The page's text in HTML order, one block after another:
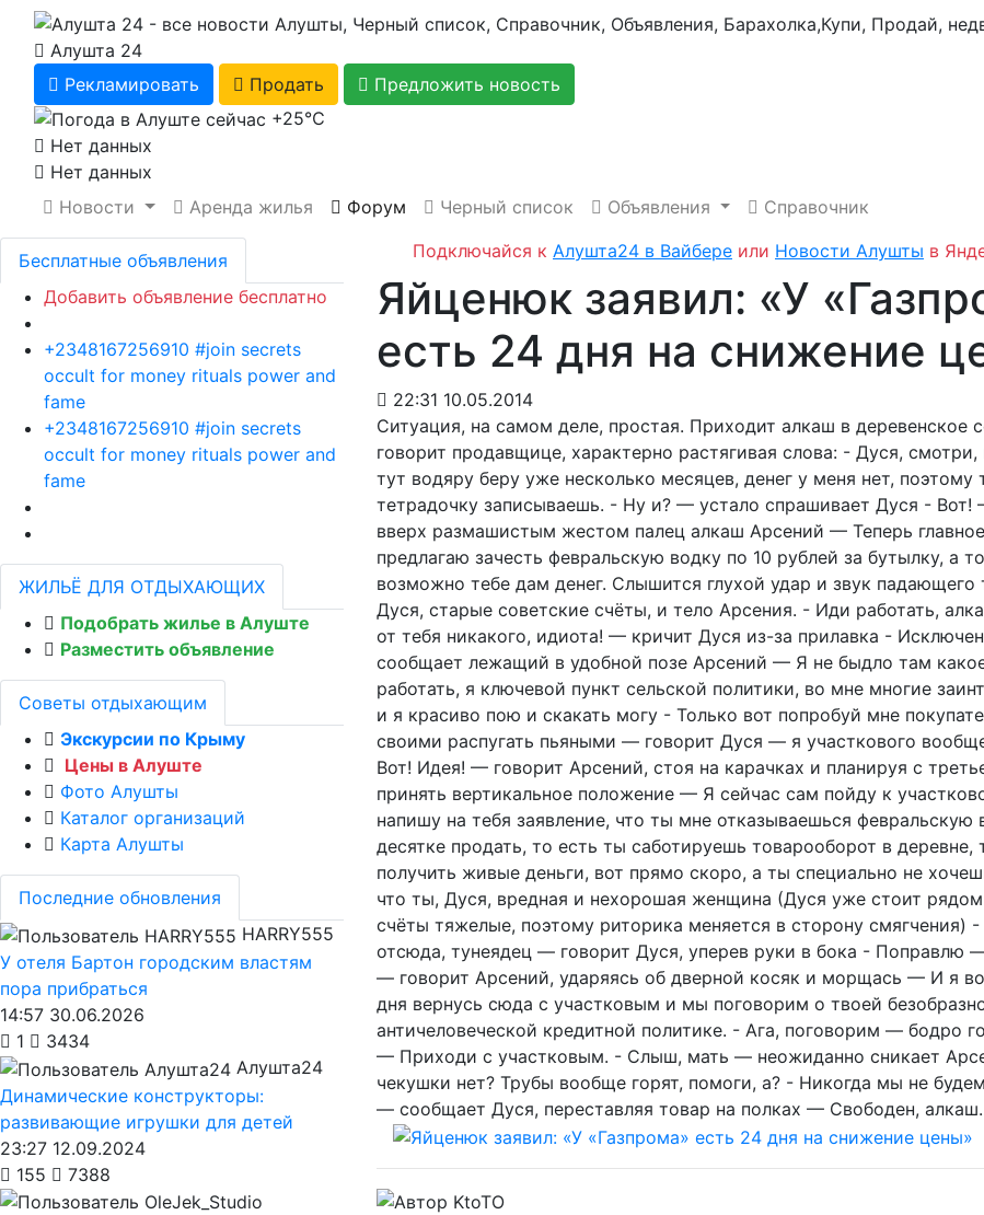
Алушта 24
Рекламировать
Продать
Предложить новость
+25℃
Нет данных
Нет данных
Новости
Аренда жилья Форум Черный список Объявления Справочник
Подключайся к Алушта24 в Вайбере или Новости Алушты в
Яйценюк заявил: «У
есть 24 дня на снижение
22:31 10.05.2014
Ситуация, на самом деле, простая. Приходит алкаш в деревенское
говорит продавщице, характерно растягивая слова: - Дуся, смотри,
тут водяру беру уже несколько месяцев, денег у меня нет, поэтому
тетрадочку записываешь. - Ну и? — устало спрашивает Дуся - Вот!
вверх размашистым жестом палец алкаш Арсений — Теперь
предлагаю зачесть февральскую водку по 10 рублей за бутылку, а
возможно тебе дам денег. Слышится глухой удар и звук падающего
Дуся, старые советские счёты, и тело Арсения. - Иди работать,
от тебя никакого, идиота! — кричит Дуся из-за прилавка -
сообщает лежащий в удобной позе Арсений — Я не быдло там
работать, я ключевой пункт сельской политики, во мне многие
и я красиво пою и скакать могу - Только вот попробуй мне
своими распугать пьяными — говорит Дуся — я участкового
Вот! Идея! — говорит Арсений, стоя на карачках и планируя с
принять вертикальное положение — Я сейчас сам пойду к
напишу на тебя заявление, что ты мне отказываешься февральскую
десятке продать, то есть ты саботируешь товарооборот в деревне,
получить живые деньги, вот прямо скоро, а ты специально не
что ты, Дуся, вредная и нехорошая женщина (Дуся уже стоит рядом
счёты тяжелые, поэтому риторика меняется в сторону смягчения)
отсюда, тунеядец — говорит Дуся, уперев руки в бока - Поправлю
— говорит Арсений, ударяясь об дверной косяк и морщась — И я
дня вернусь сюда с участковым и мы поговорим о твоей
античеловеческой кредитной политике. - Ага, поговорим — бодро
— Приходи с участковым. - Слыш, мать — неожиданно сникает
чекушки нет? Трубы вообще горят, помоги, а? - Никогда мы не
— сообщает Дуся, переставляя товар на полках — Свободен,
Бесплатные объявления
Добавить объявление бесплатно
+2348167256910 #join secrets
occult for money rituals power and
fame
+2348167256910 #join secrets
occult for money rituals power and
fame
ЖИЛЬЁ ДЛЯ ОТДЫХАЮЩИХ
Подобрать жилье в Алуште
Разместить объявление
Советы отдыхающим
Экскурсии по Крыму
Цены в Алуште
Фото Алушты
Каталог организаций
Карта Алушты
Последние обновления
HARRY555
У отеля Бартон городским властям
пора прибраться
14:57 30.06.2026
1
3434
Алушта24
Динамические конструкторы:
развивающие игрушки для детей
23:27 12.09.2024
155
7388